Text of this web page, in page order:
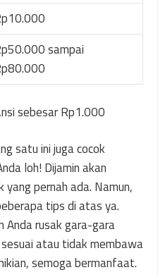
sampai
sebesar Rp1.000
satu ini juga cocok
loh! Dijamin akan
pernah ada. Namun,
tips di atas ya.
Anda rusak gara-gara
atau tidak membawa
semoga bermanfaat.